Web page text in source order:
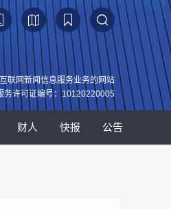
联网新闻信息服务业务的网站
务许可证编号：10120220005
财人 快报 公告